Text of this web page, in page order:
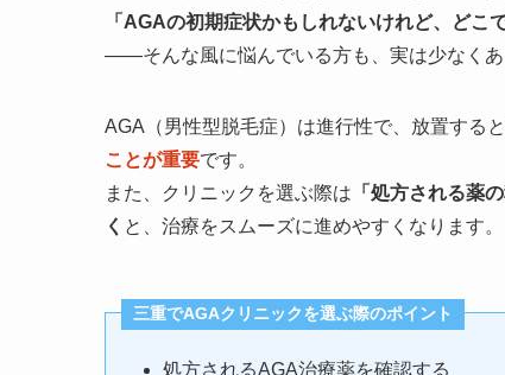
「AGAの初期症状かもしれないけれど、どこ
――そんな風に悩んでいる方も、実は少なくあ
AGA（男性型脱毛症）は進行性で、放置する
ことが重要です。
また、クリニックを選ぶ際は 「処方される薬
く と、治療をスムーズに進めやすくなります。
三重でAGAクリニックを選ぶ際のポイント
処方されるAGA治療薬を確認する